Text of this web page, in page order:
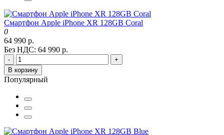
Смартфон Apple iPhone XR 128GB Coral
0
64 990 р.
Без НДС: 64 990 р.
-
+
В корзину
Популярный